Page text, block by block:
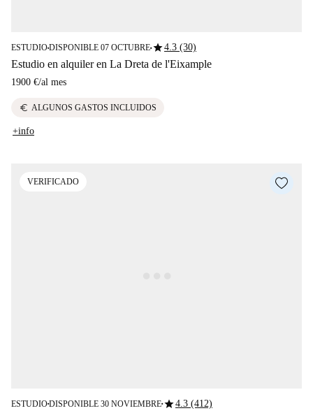
ESTUDIO■DISPONIBLE 07 OCTUBRE■star4.3 (30)
Estudio en alquiler en La Dreta de l'Eixample
1900 €/al mes
euro ALGUNOS GASTOS INCLUIDOS
+info
VERIFICADO
ESTUDIO■DISPONIBLE 30 NOVIEMBRE■star4.3 (412)